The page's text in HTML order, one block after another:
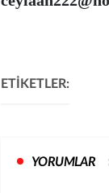
ETİKETLER:
YORUMLAR